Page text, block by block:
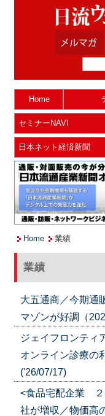
Home
セミナーNAVI
日本ネット経済新聞
Home 業績
業績
大五通商／今期通
マゾンが好調（
ジェイフロンティ
オンライン診療の
('26/07/17)
<食品宅配企業
社が増収／物価高